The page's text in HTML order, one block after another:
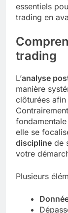
essentiels
trading en
trading
L’analyse
manière
clôturées afin
elle se
discipline de
votre
Plusieurs